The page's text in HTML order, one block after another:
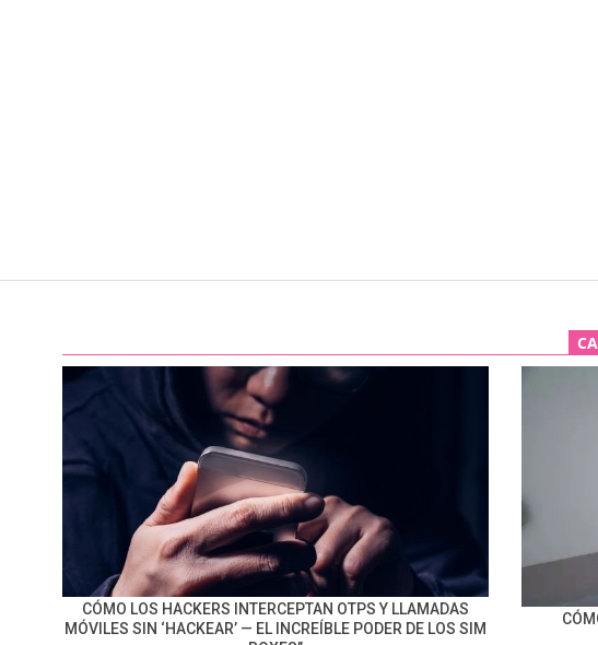
CÓMO LOS HACKERS INTERCEPTAN OTPS Y LLAMADAS
MÓVILES SIN ‘HACKEAR’ — EL INCREÍBLE PODER DE LOS SIM